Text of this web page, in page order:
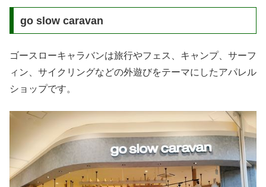
go slow caravan
ゴースローキャラバンは旅行やフェス、キャンプ、サーフ
ィン、サイクリングなどの外遊びをテーマにしたアパレル
ショップです。